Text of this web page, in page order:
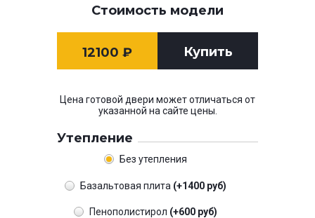
Стоимость модели
12100 ₽ Купить
Цена готовой двери может отличаться от
указанной на сайте цены.
Утепление
Без утепления
Базальтовая плита (+1400 руб)
Пенополистирол (+600 руб)